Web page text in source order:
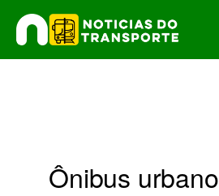
para
o
Ônibus urbano